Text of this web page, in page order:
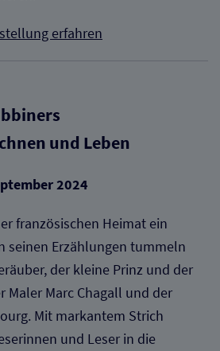
erfahren
und Leben
2024
französischen Heimat ein
seinen Erzählungen tummeln
der kleine Prinz und der
Maler Marc Chagall und der
Mit markantem Strich
und Leser in die